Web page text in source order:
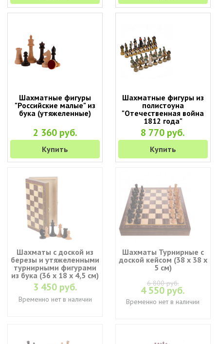
Шахматные фигуры
"Российские малые" из
бука (утяжеленные)
2 360 руб.
Купить
Шахматные фигуры из
полистоуна
"Отечественная война
1812 года"
8 770 руб.
Купить
Шахматы с доской из
березы и утяжеленными
турнирными фигурами
из бука (36 х 18 х 4,5 см)
3 450 руб.
Временно нет в наличии
Шахматы Турнирные с
доской кейсом (38 х 38 х
5 см)
6 800 руб.
4 550 руб.
Временно нет в наличии